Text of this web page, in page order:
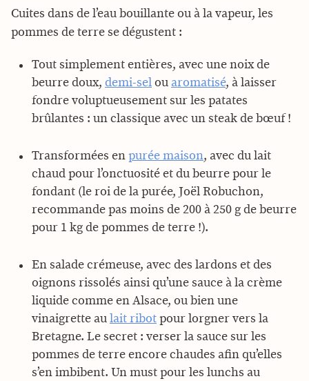
Cuites dans de l’eau bouillante ou à la vapeur, les
pommes de terre se dégustent :
Tout simplement entières, avec une noix de
beurre doux, demi-sel ou aromatisé, à laisser
fondre voluptueusement sur les patates
brûlantes : un classique avec un steak de bœuf !
Transformées en purée maison, avec du lait
chaud pour l’onctuosité et du beurre pour le
fondant (le roi de la purée, Joël Robuchon,
recommande pas moins de 200 à 250 g de beurre
pour 1 kg de pommes de terre !).
En salade crémeuse, avec des lardons et des
oignons rissolés ainsi qu’une sauce à la crème
liquide comme en Alsace, ou bien une
vinaigrette au lait ribot pour lorgner vers la
Bretagne. Le secret : verser la sauce sur les
pommes de terre encore chaudes afin qu’elles
s’en imbibent. Un must pour les lunchs au